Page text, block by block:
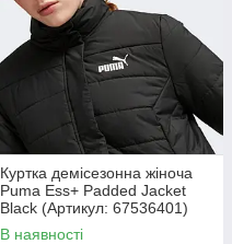
Куртка демісезонна жіноча
Puma Ess+ Padded Jacket
Black (Артикул: 67536401)
XXS, XS, S
В наявності